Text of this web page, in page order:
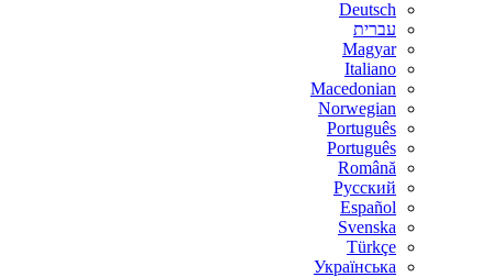
Deutsch
עברית
Magyar
Italiano
Macedonian
Norwegian
Português
Português
Română
Русский
Español
Svenska
Türkçe
Українська